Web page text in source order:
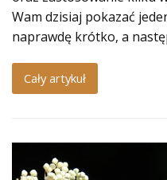
Wam dzisiaj pokazać
naprawdę krótko, a
Cały artykuł